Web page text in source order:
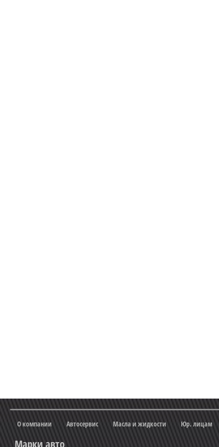
О компании Автосервис Масла и жидкости Юр. лицам
Марки авто